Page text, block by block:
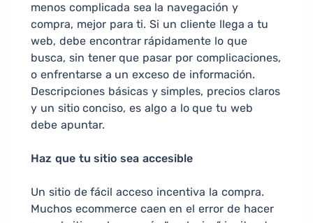
menos complicada sea la navegación y
compra, mejor para ti. Si un cliente llega a tu
web, debe encontrar rápidamente lo que
busca, sin tener que pasar por complicaciones,
o enfrentarse a un exceso de información.
Descripciones básicas y simples, precios claros
y un sitio conciso, es algo a lo que tu web
debe apuntar.
Haz que tu sitio sea accesible
Un sitio de fácil acceso incentiva la compra.
Muchos ecommerce caen en el error de hacer